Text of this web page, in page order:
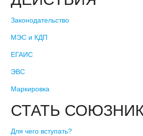
Законодательство
МЭС и КДП
ЕГАИС
ЭВС
Маркировка
СТАТЬ
Для чего вступать?